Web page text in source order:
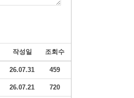
작성일 조회수
26.07.31 459
26.07.21 720